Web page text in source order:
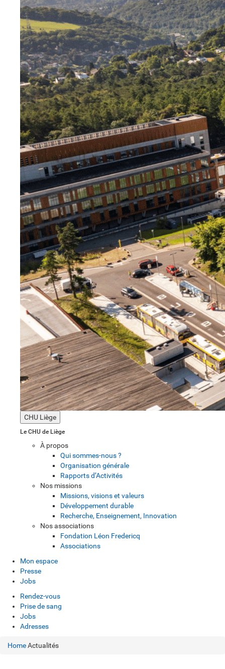
CHU Liège
Le CHU de Liège
À propos
Qui sommes-nous ?
Organisation générale
Rapports d’Activités
Nos missions
Missions, visions et valeurs
Développement durable
Recherche, Enseignement, Innovation
Nos associations
Fondation Léon Fredericq
Associations
Mon espace
Presse
Jobs
Rendez-vous
Prise de sang
Jobs
Adresses
HomeActualités